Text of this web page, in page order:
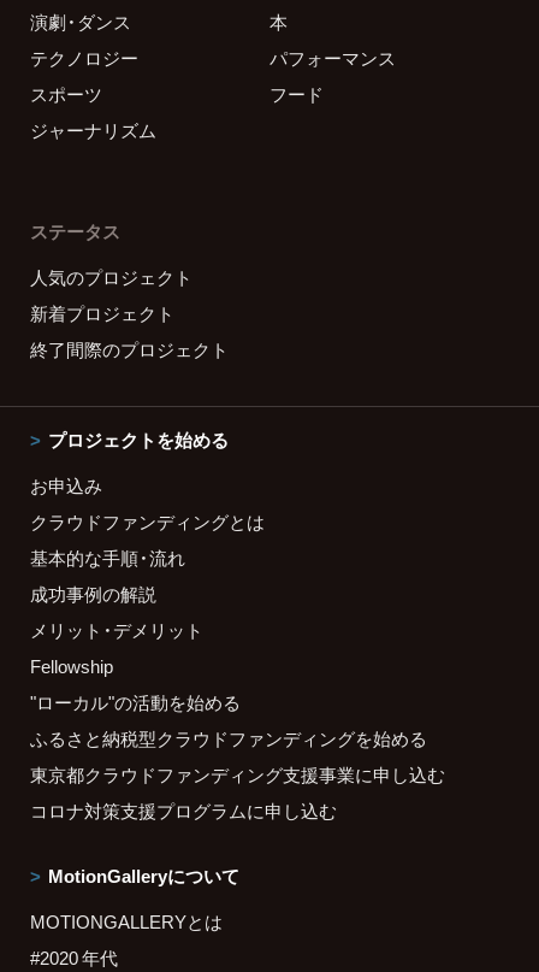
演劇・ダンス
本
テクノロジー
パフォーマンス
スポーツ
フード
ジャーナリズム
ステータス
人気のプロジェクト
新着プロジェクト
終了間際のプロジェクト
プロジェクトを始める
お申込み
クラウドファンディングとは
基本的な手順・流れ
成功事例の解説
メリット・デメリット
Fellowship
"ローカル"の活動を始める
ふるさと納税型クラウドファンディングを始める
東京都クラウドファンディング支援事業に申し込む
コロナ対策支援プログラムに申し込む
MotionGalleryについて
MOTIONGALLERYとは
#2020 年代